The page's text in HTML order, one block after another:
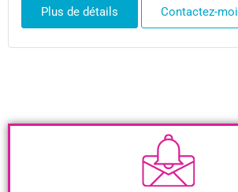
Plus de détails Contactez-moi